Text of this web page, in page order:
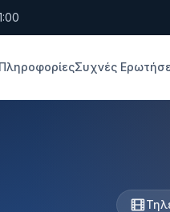
ΠληροφορίεςΣυχνές